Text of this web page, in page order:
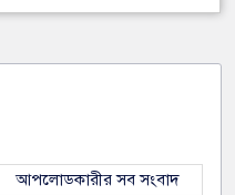
আপলোডকারীর সব সংবাদ